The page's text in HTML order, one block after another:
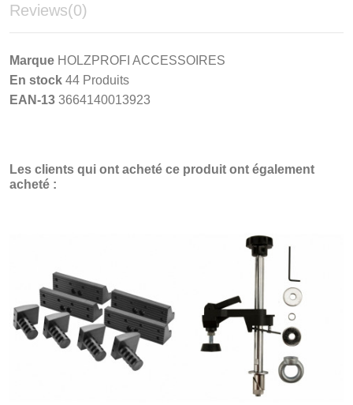
Reviews(0)
Marque HOLZPROFI ACCESSOIRES
En stock 44 Produits
EAN-13 3664140013923
Les clients qui ont acheté ce produit ont également
acheté :